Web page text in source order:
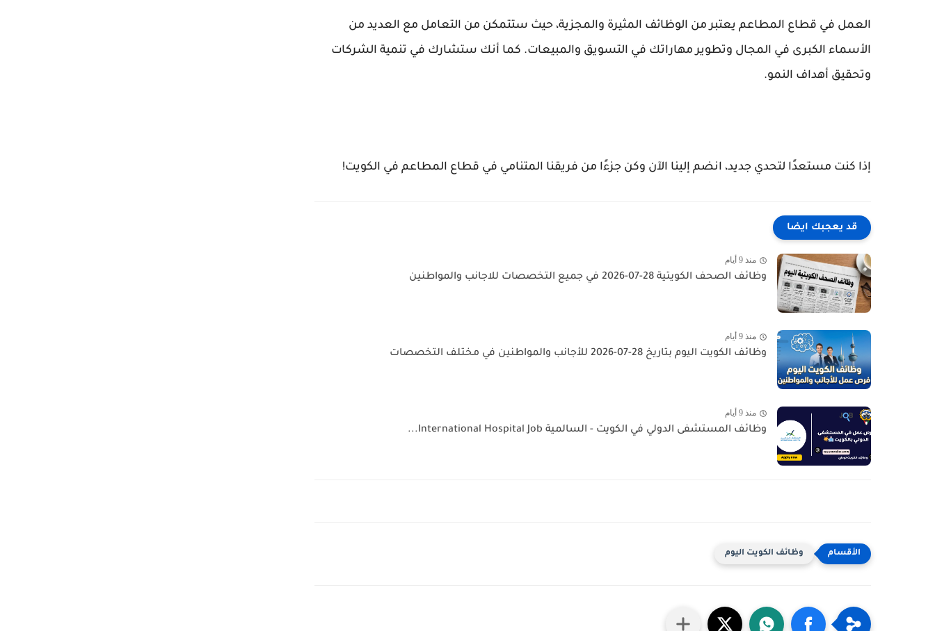
العمل في قطاع المطاعم يعتبر من الوظائف المثيرة والمجزية، حيث ستتمكن من التعامل مع العديد من
الأسماء الكبرى في المجال وتطوير مهاراتك في التسويق والمبيعات. كما أنك ستشارك في تنمية الشركات
وتحقيق أهداف النمو.
إذا كنت مستعدًا لتحدي جديد، انضم إلينا الآن وكن جزءًا من فريقنا المتنامي في قطاع المطاعم في الكويت!
قد يعجبك ايضا
منذ 9 أيام
وظائف الصحف الكويتية 28-07-2026 في جميع التخصصات للاجانب والمواطنين
منذ 9 أيام
وظائف الكويت اليوم بتاريخ 28-07-2026 للأجانب والمواطنين في مختلف التخصصات
منذ 9 أيام
وظائف المستشفى الدولي في الكويت - السالمية International Hospital Job...
وظائف الكويت اليوم